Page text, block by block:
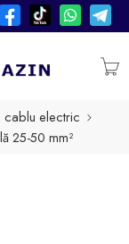
electric
25-50 mm²